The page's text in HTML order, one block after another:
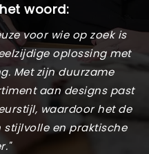
woord:
voor wie op zoek is
oplossing met
Met zijn duurzame
aan designs past
waardoor het de
stijlvolle en praktische